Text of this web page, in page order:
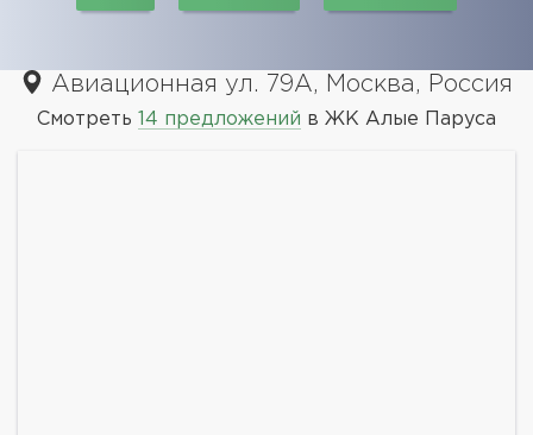
Авиационная ул. 79А, Москва, Россия
Смотреть 14 предложений в ЖК Алые Паруса